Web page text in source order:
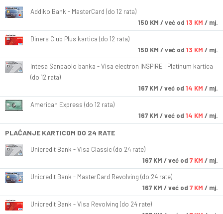
Addiko Bank - MasterCard (do 12 rata)
150 KM / već od 13 KM / mj.
Diners Club Plus kartica (do 12 rata)
150 KM / već od 13 KM / mj.
Intesa Sanpaolo banka - Visa electron INSPIRE i Platinum kartica
(do 12 rata)
167 KM / već od 14 KM / mj.
American Express (do 12 rata)
167 KM / već od 14 KM / mj.
PLAĆANJE KARTICOM DO 24 RATE
Unicredit Bank - Visa Classic (do 24 rate)
167 KM / već od 7 KM / mj.
Unicredit Bank - MasterCard Revolving (do 24 rate)
167 KM / već od 7 KM / mj.
Unicredit Bank - Visa Revolving (do 24 rate)